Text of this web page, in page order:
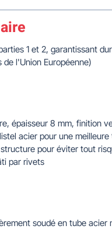
1 et 2, garantissant
de l'Union Européenne)
épaisseur 8 mm, finition
acier pour une meilleure
pour éviter tout
par rivets
soudé en tube acier